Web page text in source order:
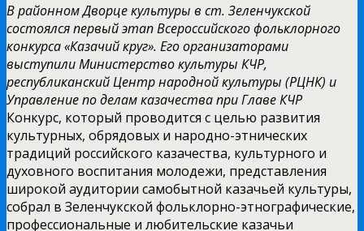
В районном Дворце культуры в ст. Зеленчукской
состоялся первый этап Всероссийского фольклорного
конкурса «Казачий круг». Его организаторами
выступили Министерство культуры КЧР,
республиканский Центр народной культуры (РЦНК) и
Управление по делам казачества при Главе КЧР
Конкурс, который проводится с целью развития
культурных, обрядовых и народно-этнических
традиций российского казачества, культурного и
духовного воспитания молодежи, представления
широкой аудитории самобытной казачьей культуры,
собрал в Зеленчукской фольклорно-этнографические,
профессиональные и любительские казачьи